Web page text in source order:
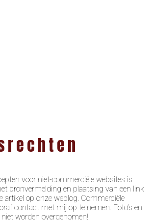
voor niet-commerciële websites is
bronvermelding en plaatsing van een link
artikel op onze weblog. Commerciële
contact met mij op te nemen. Foto’s en
worden overgenomen!